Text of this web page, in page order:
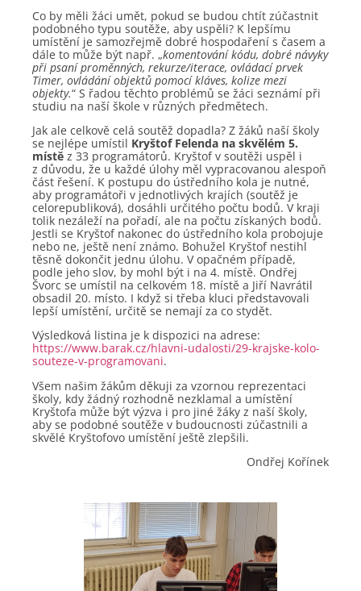
Co by měli žáci umět, pokud se budou chtít zúčastnit
podobného typu soutěže, aby uspěli? K lepšímu
umístění je samozřejmě dobré hospodaření s časem a
dále to může být např. „komentování kódu, dobré návyky
při psaní proměnných, rekurze/iterace, ovládací prvek
Timer, ovládání objektů pomocí kláves, kolize mezi
objekty.“ S řadou těchto problémů se žáci seznámí při
studiu na naší škole v různých předmětech.
Jak ale celkově celá soutěž dopadla? Z žáků naší školy
se nejlépe umístil Kryštof Felenda na skvělém 5.
místě z 33 programátorů. Kryštof v soutěži uspěl i
z důvodu, že u každé úlohy měl vypracovanou alespoň
část řešení. K postupu do ústředního kola je nutné,
aby programátoři v jednotlivých krajích (soutěž je
celorepubliková), dosáhli určitého počtu bodů. V kraji
tolik nezáleží na pořadí, ale na počtu získaných bodů.
Jestli se Kryštof nakonec do ústředního kola probojuje
nebo ne, ještě není známo. Bohužel Kryštof nestihl
těsně dokončit jednu úlohu. V opačném případě,
podle jeho slov, by mohl být i na 4. místě. Ondřej
Švorc se umístil na celkovém 18. místě a Jiří Navrátil
obsadil 20. místo. I když si třeba kluci představovali
lepší umístění, určitě se nemají za co stydět.
Výsledková listina je k dispozici na adrese:
https://www.barak.cz/hlavni-udalosti/29-krajske-kolo-
souteze-v-programovani.
Všem našim žákům děkuji za vzornou reprezentaci
školy, kdy žádný rozhodně nezklamal a umístění
Kryštofa může být výzva i pro jiné žáky z naší školy,
aby se podobné soutěže v budoucnosti zúčastnili a
skvělé Kryštofovo umístění ještě zlepšili.
Ondřej Kořínek